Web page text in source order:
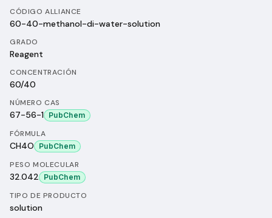
CÓDIGO ALLIANCE
60-40-methanol-di-water-solution
GRADO
Reagent
CONCENTRACIÓN
60/40
NÚMERO CAS
67-56-1 PubChem
FÓRMULA
CH4O PubChem
PESO MOLECULAR
32.042 PubChem
TIPO DE PRODUCTO
solution